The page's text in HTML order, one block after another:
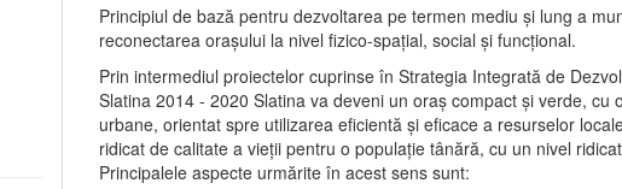
Principiul de bază pentru dezvoltarea pe termen mediu şi lung a
reconectarea oraşului la nivel fizico-spaţial, social şi funcţional.
Prin intermediul proiectelor cuprinse în Strategia Integrată de
Slatina 2014 - 2020 Slatina va deveni un oraş compact şi verde, cu
urbane, orientat spre utilizarea eficientă şi eficace a resurselor
ridicat de calitate a vieţii pentru o populaţie tânără, cu un nivel
Principalele aspecte urmărite în acest sens sunt: